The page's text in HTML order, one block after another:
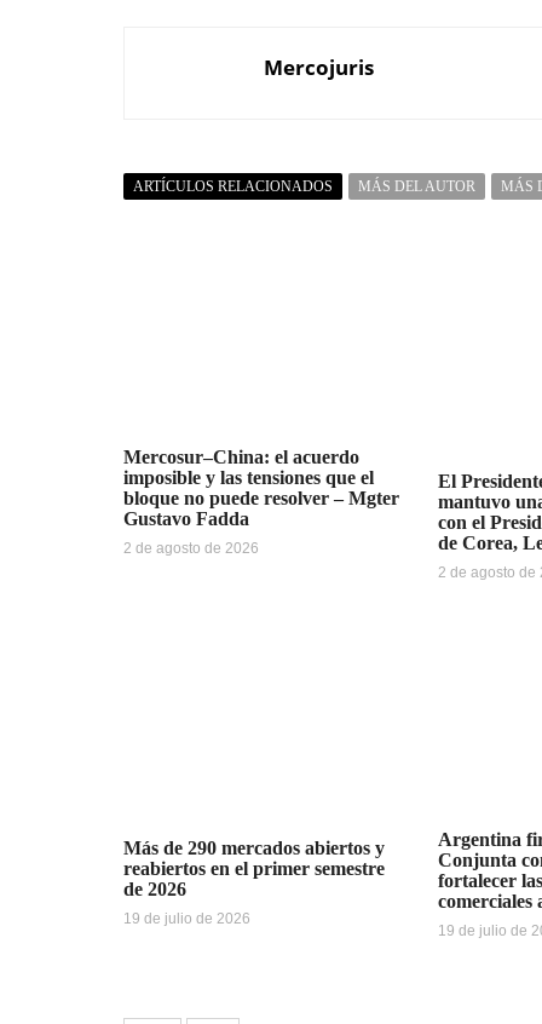
Mercojuris
ARTÍCULOS RELACIONADOS MÁS DEL AUTOR MÁS
Mercosur–China: el acuerdo
imposible y las tensiones que el
bloque no puede resolver – Mgter
Gustavo Fadda
2 de agosto de 2026
El
mantuvo
con el
de Corea,
2 de agosto de
Más de 290 mercados abiertos y
reabiertos en el primer semestre
de 2026
19 de julio de 2026
Argentina
Conjunta
fortalecer
comerciales
19 de julio de